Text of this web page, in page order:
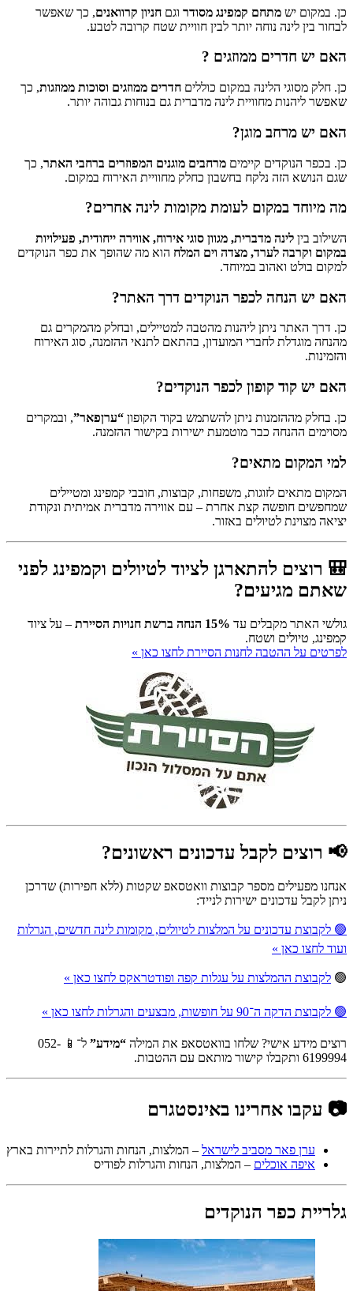
כן. במקום יש מתחם קמפינג מסודר וגם חניון קרוואנים, כך שאפשר
לבחור בין לינה נוחה יותר לבין חוויית שטח קרובה לטבע.
האם יש חדרים ממוזגים ?
כן. חלק מסוגי הלינה במקום כוללים חדרים ממוזגים וסוכות ממוזגות, כך
שאפשר ליהנות מחוויית לינה מדברית גם בנוחות גבוהה יותר.
האם יש מרחב מוגן?
כן. בכפר הנוקדים קיימים מרחבים מוגנים המפוזרים ברחבי האתר, כך
שגם הנושא הזה נלקח בחשבון כחלק מחוויית האירוח במקום.
מה מיוחד במקום לעומת מקומות לינה אחרים?
השילוב בין לינה מדברית, מגוון סוגי אירוח, אווירה ייחודית, פעילויות
במקום וקרבה לערד, מצדה וים המלח הוא מה שהופך את כפר הנוקדים
למקום בולט ואהוב במיוחד.
האם יש הנחה לכפר הנוקדים דרך האתר?
כן. דרך האתר ניתן ליהנות מהטבה למטיילים, ובחלק מהמקרים גם
מהנחה מוגדלת לחברי המועדון, בהתאם לתנאי ההזמנה, סוג האירוח
והזמינות.
האם יש קוד קופון לכפר הנוקדים?
כן. בחלק מההזמנות ניתן להשתמש בקוד הקופון “ערןפאר”, ובמקרים
מסוימים ההנחה כבר מוטמעת ישירות בקישור ההזמנה.
למי המקום מתאים?
המקום מתאים לזוגות, משפחות, קבוצות, חובבי קמפינג ומטיילים
שמחפשים חופשה קצת אחרת – עם אווירה מדברית אמיתית ונקודת
יציאה מצוינת לטיולים באזור.
🎒 רוצים להתארגן לציוד לטיולים וקמפינג לפני
שאתם מגיעים?
גולשי האתר מקבלים עד 15% הנחה ברשת חנויות הסיירת
– על ציוד
קמפינג, טיולים ושטח.
לפרטים על ההטבה לחנות הסיירת לחצו כאן »
📢 רוצים לקבל עדכונים ראשונים?
אנחנו מפעילים מספר קבוצות וואטסאפ שקטות (ללא חפירות) שדרכן
ניתן לקבל עדכונים ישירות לנייד:
🟢 לקבוצת עדכונים על המלצות לטיולים, מקומות לינה חדשים, הגרלות
ועוד לחצו כאן »
🟢 לקבוצת ההמלצות על עגלות קפה ופודטראקס לחצו כאן »
🟢 לקבוצת הדקה ה־90 על חופשות, מבצעים והגרלות לחצו כאן »
רוצים מידע אישי? שלחו בוואטסאפ את המילה “מידע”
ל־📱 052-
6199994 ותקבלו קישור מותאם עם ההטבות.
📷 עקבו אחרינו באינסטגרם
ערן פאר מסביב לישראל – המלצות, הנחות והגרלות לתיירות בארץ
איפה אוכלים – המלצות, הנחות והגרלות לפודיס
גלריית כפר הנוקדים